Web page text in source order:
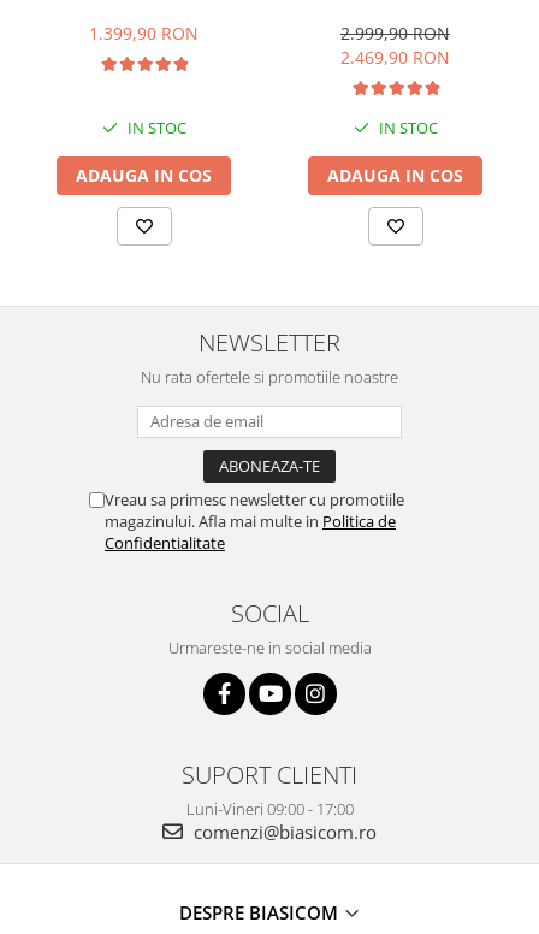
Camere video sport
Console & Jocuri
Accesorii console & PC
Birouri gaming
Console Hardware
Home Cinema & Audio
Imprimante & Scannere
Monitoare
Playere, Boxe & Casti
Televizoare & accesorii
Videoproiectoare & Accesorii
Accesorii videoproiectoare
Ecrane de proiectie
Tabla interactiva
sticla, H 125 cm, Negru
1.399,90 RON
IN STOC
ADAUGA IN COS
reglabil, Iluminare LED, H
194.5 cm, Negru
2.999,90 RON
2.469,90 RON
IN STOC
ADAUGA IN COS
NEWSLETTER
Nu rata ofertele si promotiile noastre
Vreau sa primesc newsletter cu promotiile
magazinului. Afla mai multe in Politica de
Confidentialitate
SOCIAL
Urmareste-ne in social media
SUPORT CLIENTI
Luni-Vineri 09:00 - 17:00
comenzi@biasicom.ro
DESPRE BIASICOM